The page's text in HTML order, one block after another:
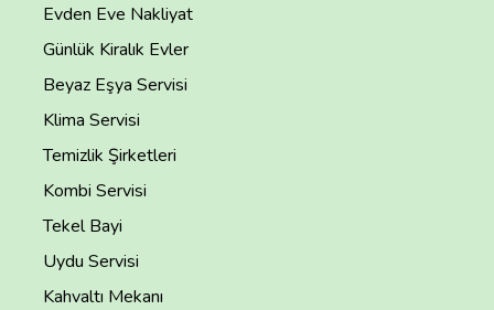
Evden Eve Nakliyat
Günlük Kiralık Evler
Beyaz Eşya Servisi
Klima Servisi
Temizlik Şirketleri
Kombi Servisi
Tekel Bayi
Uydu Servisi
Kahvaltı Mekanı